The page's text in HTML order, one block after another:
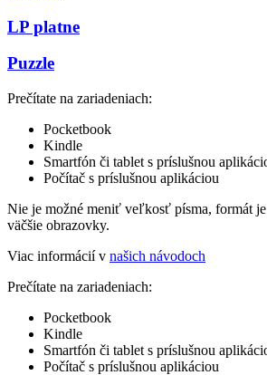
LP platne
Puzzle
Prečítate na zariadeniach:
Pocketbook
Kindle
Smartfón či tablet s príslušnou
Počítač s príslušnou aplikáciou
Nie je možné meniť veľkosť písma, formát
väčšie obrazovky.
Viac informácií v našich návodoch
Prečítate na zariadeniach:
Pocketbook
Kindle
Smartfón či tablet s príslušnou
Počítač s príslušnou aplikáciou